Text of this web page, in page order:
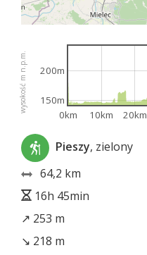
wysokość m n.p.m.
0km 10km 20km
150m
200m
Pieszy, zielony
64,2 km
16h 45min
↗ 253 m
↘ 218 m